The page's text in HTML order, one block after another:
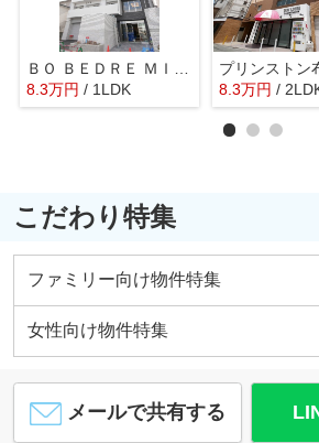
8.3万円 / 1LDK
プリンストン
8.3万円 /
こだわり特集
ファミリー向け物件特集
女性向け物件特集
メールで共有する